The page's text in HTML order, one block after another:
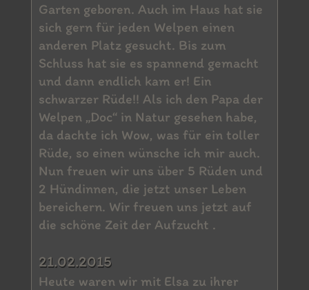
Garten geboren. Auch im Haus hat sie
sich gern für jeden Welpen einen
anderen Platz gesucht. Bis zum
Schluss hat sie es spannend gemacht
und dann endlich kam er! Ein
schwarzer Rüde!! Als ich den Papa der
Welpen „Doc“ in Natur gesehen habe,
da dachte ich Wow, was für ein toller
Rüde, so einen wünsche ich mir auch.
Nun freuen wir uns über 5 Rüden und
2 Hündinnen, die jetzt unser Leben
bereichern. Wir freuen uns jetzt auf
die schöne Zeit der Aufzucht .
21.02.2015
Heute waren wir mit Elsa zu ihrer